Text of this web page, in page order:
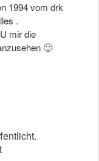
1994 vom drk
.
mir die
🙂